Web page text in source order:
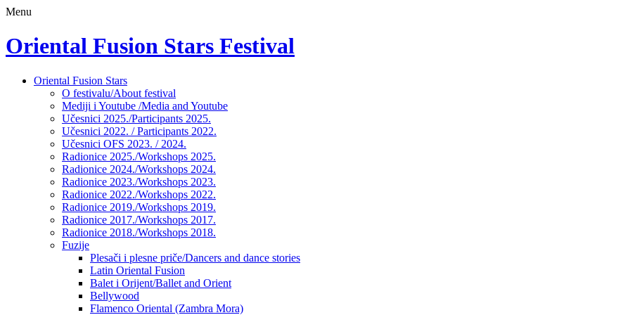
Menu
Oriental Fusion Stars Festival
Skip
Oriental Fusion Stars
O festivalu/About festival
Mediji i Youtube /Media and Youtube
Učesnici 2025./Participants 2025.
Učesnici 2022. / Participants 2022.
Učesnici OFS 2023. / 2024.
Radionice 2025./Workshops 2025.
Radionice 2024./Workshops 2024.
Radionice 2023./Workshops 2023.
Radionice 2022./Workshops 2022.
Radionice 2019./Workshops 2019.
Radionice 2017./Workshops 2017.
Radionice 2018./Workshops 2018.
Fuzije
Plesači i plesne priče/Dancers and dance stories
Latin Oriental Fusion
Balet i Orijent/Ballet and Orient
Bellywood
Flamenco Oriental (Zambra Mora)